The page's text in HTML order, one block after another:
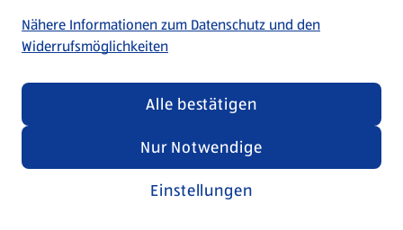
HOFER verlost Tickets für die ÖFB-Heimspiele der
Stadion. I 18.02.2026
Mehr lesen
Nähere Informationen zum Datenschutz und den
Widerrufsmöglichkeiten
Einstellungen
Nur Notwendige
Alle bestätigen